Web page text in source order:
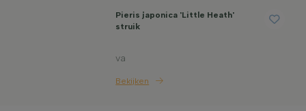
Pieris japonica 'Little Heath'
struik
va
Bekijken